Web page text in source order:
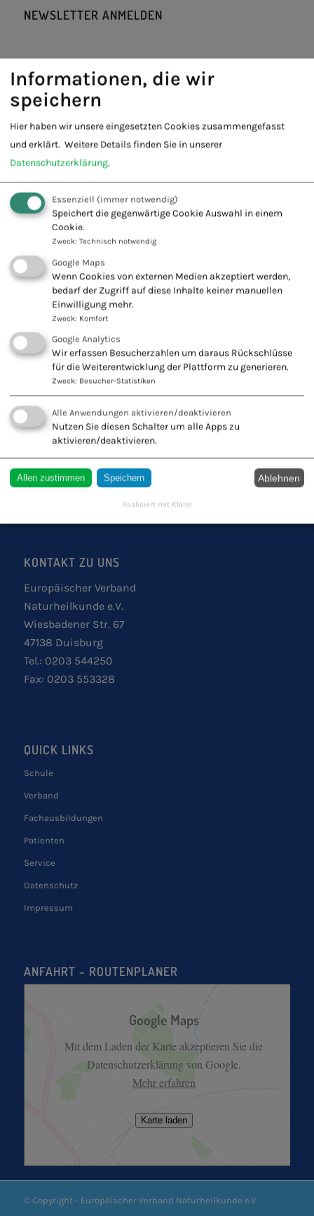
NEWSLETTER ANMELDEN
FACEBOOK
Fachschule für Naturheilkunde -
Europäischer Verband Naturheilkunde
e.V.
Innovation + Tradition = Zukunft
KONTAKT ZU UNS
Europäischer Verband
Naturheilkunde e.V.
Wiesbadener Str. 67
47138 Duisburg
Tel.: 0203 544250
Fax: 0203 553328
QUICK LINKS
Schule
Verband
Fachausbildungen
Patienten
Service
Datenschutz
Impressum
ANFAHRT – ROUTENPLANER
Google Maps
Mit dem Laden der Karte akzeptieren Sie die
Datenschutzerklärung von Google.
Mehr erfahren
Karte laden
© Copyright - Europäischer Verband Naturheilkunde e.V.
Informationen, die wir
speichern
Hier haben wir unsere eingesetzten Cookies zusammengefasst
und erklärt. Weitere Details finden Sie in unserer
Datenschutzerklärung.
Essenziell (immer notwendig)
Speichert die gegenwärtige Cookie Auswahl in einem
Cookie.
Zweck: Technisch notwendig
Google Maps
Wenn Cookies von externen Medien akzeptiert werden,
bedarf der Zugriff auf diese Inhalte keiner manuellen
Einwilligung mehr.
Zweck: Komfort
Google Analytics
Wir erfassen Besucherzahlen um daraus Rückschlüsse
für die Weiterentwicklung der Plattform zu generieren.
Zweck: Besucher-Statistiken
Alle Anwendungen aktivieren/deaktivieren
Nutzen Sie diesen Schalter um alle Apps zu
aktivieren/deaktivieren.
Allen zustimmen Speichern Ablehnen
Realisiert mit Klaro!